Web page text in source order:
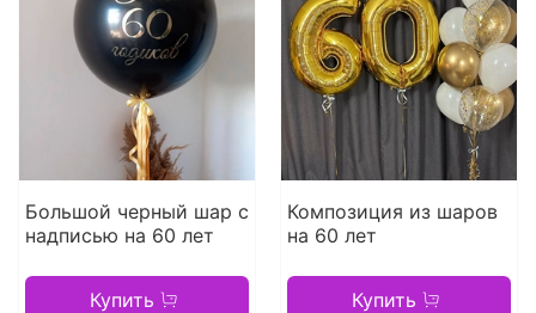
Большой черный шар с
надписью на 60 лет
Купить
Композиция из шаров
на 60 лет
Купить